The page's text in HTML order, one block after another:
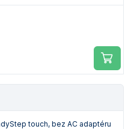
touch, bez AC adaptéru